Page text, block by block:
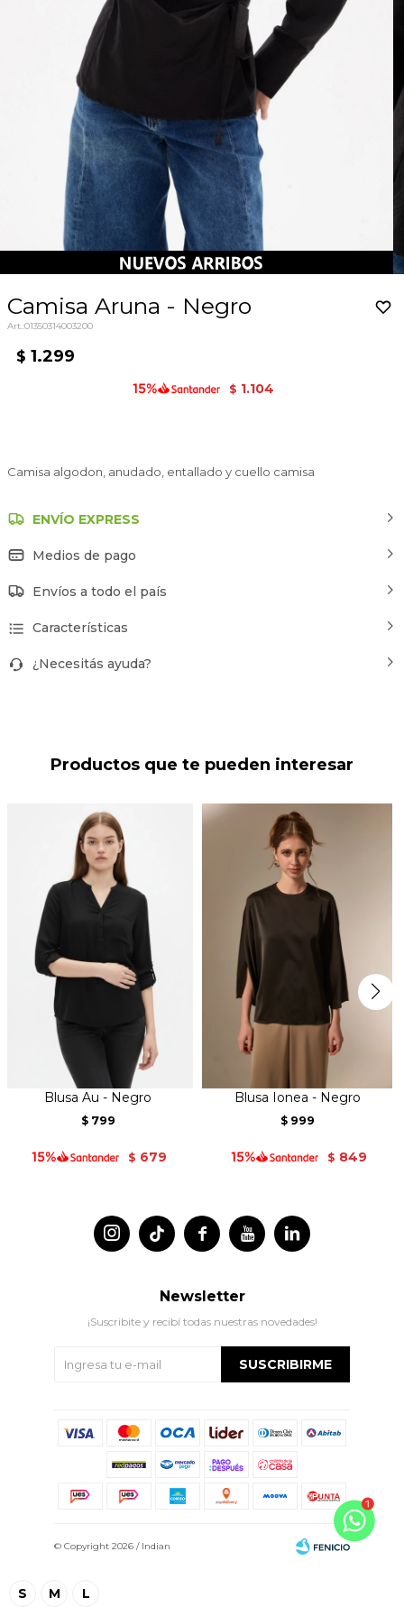
Camisa Aruna - Negro
01350314003200
$ 1.299
$ 1.104
Camisa algodon, anudado, entallado y cuello camisa
S M L
ENVÍO EXPRESS
Medios de pago
Envíos a todo el país
Características
¿Necesitás ayuda?
Productos que te pueden interesar
Blusa Au - Negro
$ 799
$ 679
Blusa Ionea - Negro
$ 999
$ 849
 
 
Newsletter
¡Suscribite y recibí todas nuestras novedades!
SUSCRIBIRME
© Copyright 2026 / Indian